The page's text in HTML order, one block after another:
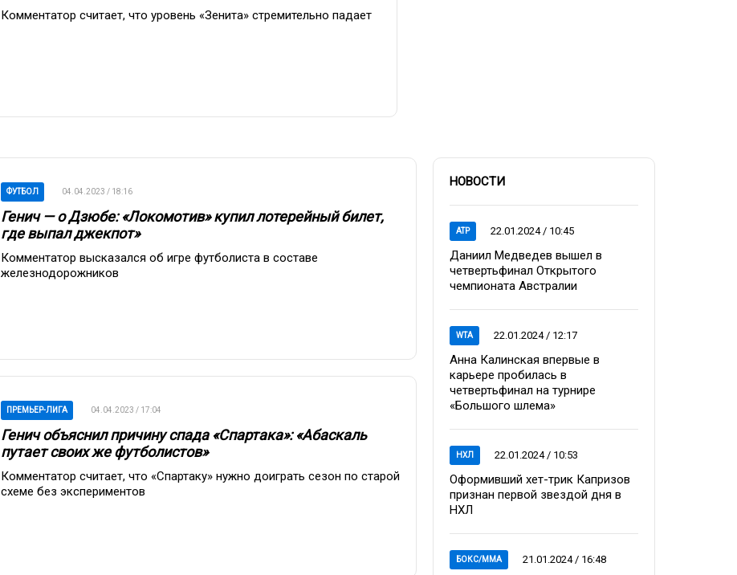
Комментатор считает, что уровень «Зенита» стремительно падает
ФУТБОЛ 04.04.2023 / 18:16
Генич — о Дзюбе: «Локомотив» купил лотерейный билет,
где выпал джекпот»
Комментатор высказался об игре футболиста в составе
железнодорожников
ПРЕМЬЕР-ЛИГА 04.04.2023 / 17:04
Генич объяснил причину спада «Спартака»: «Абаскаль
путает своих же футболистов»
Комментатор считает, что «Спартаку» нужно доиграть сезон по старой
схеме без экспериментов
НОВОСТИ
ATP 22.01.2024 / 10:45
Даниил Медведев вышел в
четвертьфинал Открытого
чемпионата Австралии
WTA 22.01.2024 / 12:17
Анна Калинская впервые в
карьере пробилась в
четвертьфинал на турнире
«Большого шлема»
НХЛ 22.01.2024 / 10:53
Оформивший хет-трик Капризов
признан первой звездой дня в
НХЛ
БОКС/ММА 21.01.2024 / 16:48